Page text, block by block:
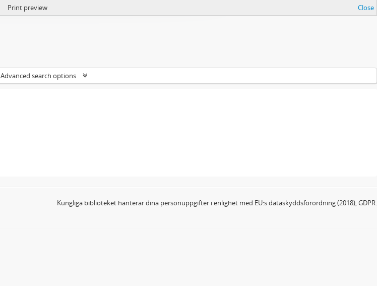
Print preview Close
Advanced search options
Kungliga biblioteket hanterar dina personuppgifter i enlighet med EU:s dataskyddsförordning (2018), GDPR.